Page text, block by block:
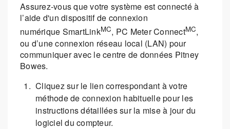
Assurez-vous que votre système est connecté à
l’aide d'un dispositif de connexion
numérique SmartLinkMC, PC Meter ConnectMC,
ou d’une connexion réseau local (LAN) pour
communiquer avec le centre de données Pitney
Bowes.
Cliquez sur le lien correspondant à votre
méthode de connexion habituelle pour les
instructions détaillées sur la mise à jour du
logiciel du compteur.